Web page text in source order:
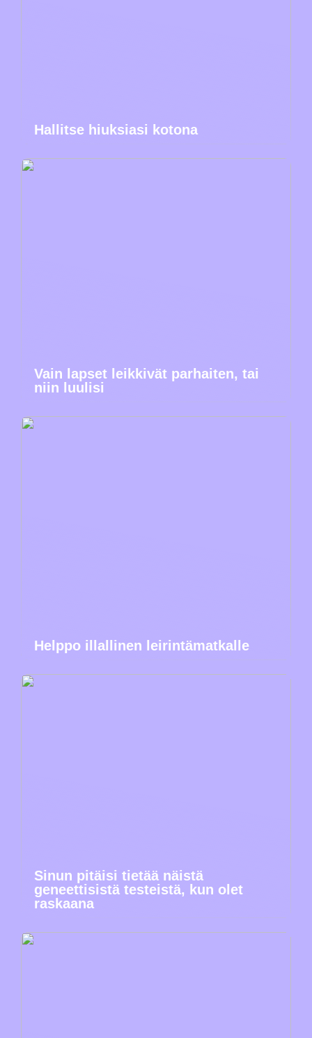
Hallitse hiuksiasi kotona
Vain lapset leikkivät parhaiten, tai
niin luulisi
Helppo illallinen leirintämatkalle
Sinun pitäisi tietää näistä
geneettisistä testeistä, kun olet
raskaana